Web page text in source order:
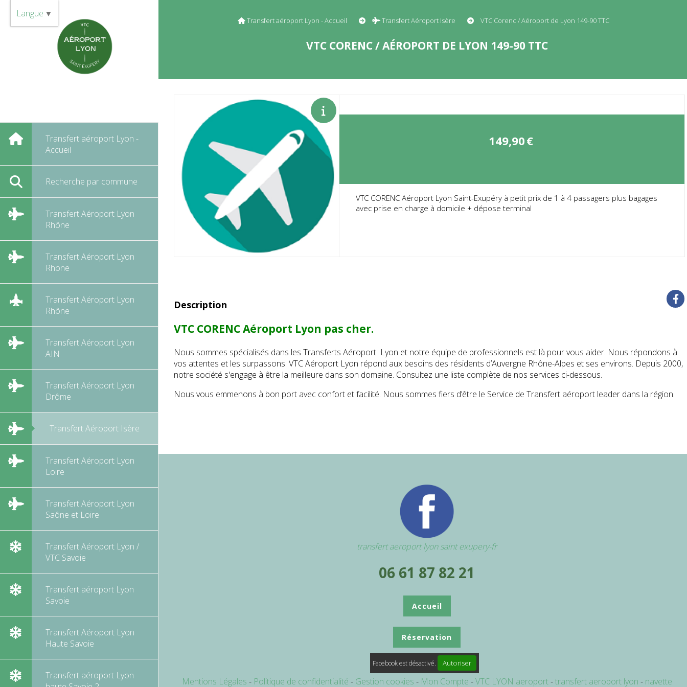
Transfert aéroport Lyon -
Accueil
Recherche par commune
Transfert Aéroport Lyon
Rhône
Transfert Aéroport Lyon
Rhone
Transfert Aéroport Lyon
Rhône
Transfert Aéroport Lyon
AIN
Transfert Aéroport Lyon
Drôme
Transfert Aéroport Isère
Transfert Aéroport Lyon
Loire
Transfert Aéroport Lyon
Saône et Loire
Transfert Aéroport Lyon /
VTC Savoie
Transfert aéroport Lyon
Savoie
Transfert Aéroport Lyon
Haute Savoie
Transfert aéroport Lyon
Transfert aéroport Lyon - Accueil Transfert Aéroport Isère VTC Corenc / Aéroport de Lyon 149-90 TTC
VTC CORENC / AÉROPORT DE LYON 149-90 TTC
149,90€
VTC CORENC Aéroport Lyon Saint-Exupéry à petit prix de 1 à 4 passagers plus bagages
avec prise en charge à domicile + dépose terminal
Description
VTC CORENC Aéroport Lyon pas cher.
Nous sommes spécialisés dans les Transferts Aéroport Lyon et notre équipe de professionnels est là pour vous aider. Nous répondons à
vos attentes et les surpassons. VTC Aéroport Lyon répond aux besoins des résidents d’Auvergne Rhône-Alpes et ses environs. Depuis 2000,
notre société s'engage à être la meilleure dans son domaine. Consultez une liste complète de nos services ci-dessous.
Nous vous emmenons à bon port avec confort et facilité. Nous sommes fiers d’être le Service de Transfert aéroport leader dans la région.
transfert aeroport lyon saint exupery-fr
06 61 87 82 21
Accueil
Réservation
Facebook est désactivé. Autoriser
Mentions Légales Politique de confidentialité Gestion cookies Mon Compte VTC LYON aeroport transfert aeroport lyon
navette
Langue ▼